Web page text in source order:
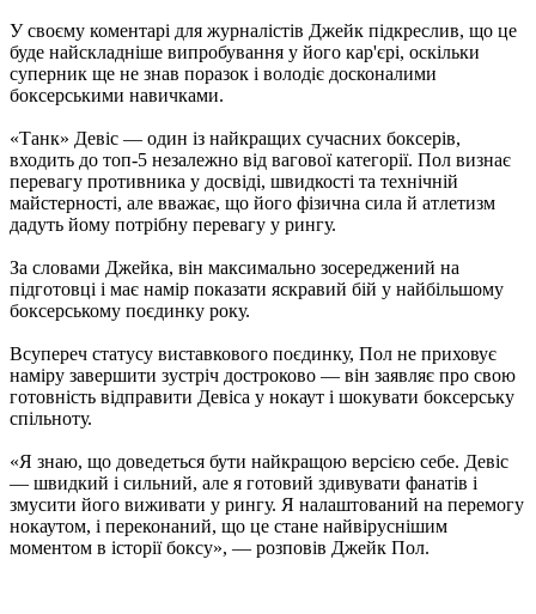
У своєму коментарі для журналістів Джейк підкреслив, що це
буде найскладніше випробування у його кар'єрі, оскільки
суперник ще не знав поразок і володіє досконалими
боксерськими навичками.
«Танк» Девіс — один із найкращих сучасних боксерів,
входить до топ-5 незалежно від вагової категорії. Пол визнає
перевагу противника у досвіді, швидкості та технічній
майстерності, але вважає, що його фізична сила й атлетизм
дадуть йому потрібну перевагу у рингу.
За словами Джейка, він максимально зосереджений на
підготовці і має намір показати яскравий бій у найбільшому
боксерському поєдинку року.
Всупереч статусу виставкового поєдинку, Пол не приховує
наміру завершити зустріч достроково — він заявляє про свою
готовність відправити Девіса у нокаут і шокувати боксерську
спільноту.
«Я знаю, що доведеться бути найкращою версією себе. Девіс
— швидкий і сильний, але я готовий здивувати фанатів і
змусити його виживати у рингу. Я налаштований на перемогу
нокаутом, і переконаний, що це стане найвіруснішим
моментом в історії боксу», — розповів Джейк Пол.